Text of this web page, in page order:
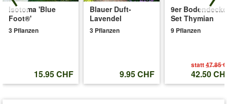
Isotoma 'Blue
Foot®'
3 Pflanzen
15.95 CHF
Blauer Duft-
Lavendel
3 Pflanzen
9.95 CHF
9er
Set Thymian
9 Pflanzen
statt47.85
42.50